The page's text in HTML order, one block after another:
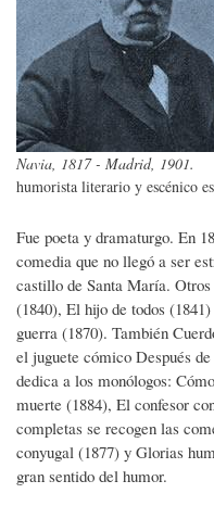
Navia, 1817 - Madrid, 1901.
humorista literario y escénico
Fue poeta y dramaturgo. En
comedia que no llegó a ser
castillo de Santa María.
(1840), El hijo de todos
guerra (1870). También
el juguete cómico Después
dedica a los monólogos:
muerte (1884), El confesor
completas se recogen las
conyugal (1877) y Glorias
gran sentido del humor.